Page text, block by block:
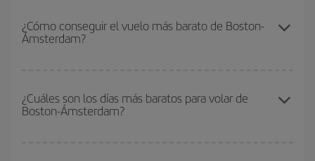
¿Cómo conseguir el vuelo más barato de Boston-
Ámsterdam?
conseguir el vuelo más barato si evitas temporadas altas,
compras con antelación y puedes ser flexible con las fechas y
¿Cuáles son los días más baratos para volar de
Boston-Ámsterdam?